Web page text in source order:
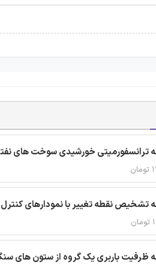
ترانسفورمیتی خورشیدی سوخت های
تشخیص نقطه تغییر با نمودارهای کنترل
ظرفیت باربری یک گروه از ستون های